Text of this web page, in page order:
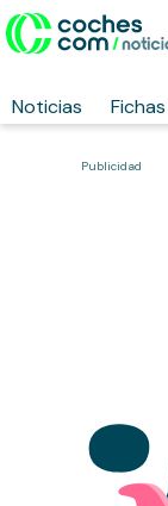
Noticias Fichas
Publicidad